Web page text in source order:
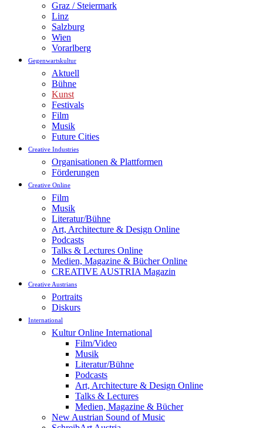
Graz / Steiermark
Linz
Salzburg
Wien
Vorarlberg
Gegenwartskultur
Aktuell
Bühne
Kunst
Festivals
Film
Musik
Future Cities
Creative Industries
Organisationen & Plattformen
Förderungen
Creative Online
Film
Musik
Literatur/Bühne
Art, Architecture & Design Online
Podcasts
Talks & Lectures Online
Medien, Magazine & Bücher Online
CREATIVE AUSTRIA Magazin
Creative Austrians
Portraits
Diskurs
International
Kultur Online International
Film/Video
Musik
Literatur/Bühne
Podcasts
Art, Architecture & Design Online
Talks & Lectures
Medien, Magazine & Bücher
New Austrian Sound of Music